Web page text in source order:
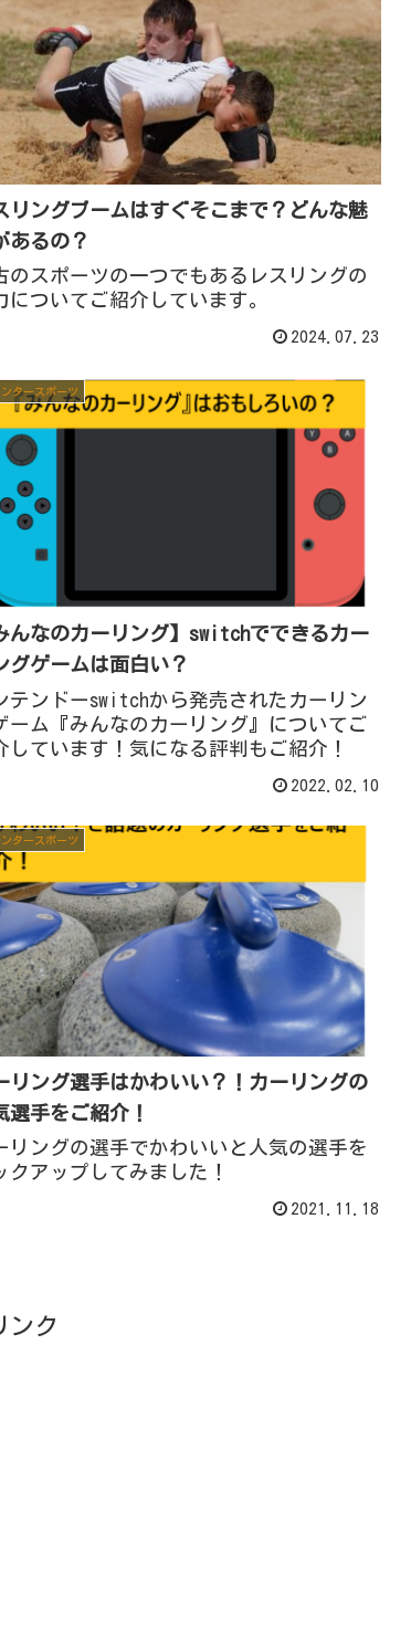
リングブームはすぐそこまで？どんな魅
あるの？
のスポーツの一つでもあるレスリングの
についてご紹介しています。
2024.07.23
ンタースポーツ
んなのカーリング】switchでできるカー
グゲームは面白い？
テンドーswitchから発売されたカーリン
ーム『みんなのカーリング』についてご
しています！気になる評判もご紹介！
2022.02.10
ンタースポーツ
リング選手はかわいい？！カーリングの
選手をご紹介！
リングの選手でかわいいと人気の選手を
クアップしてみました！
2021.11.18
ンク